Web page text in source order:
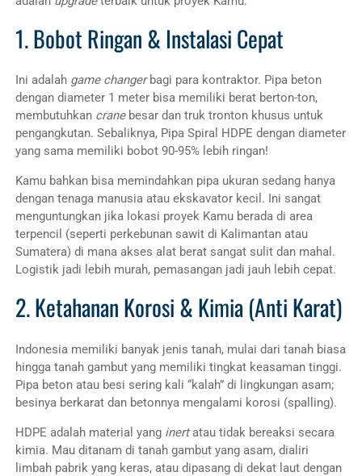
1. Bobot Ringan & Instalasi Cepat
Ini adalah game changerbagi para kontraktor. Pipa beton
dengan diameter 1 meter bisa memiliki berat berton-ton,
membutuhkan cranebesar dan truk tronton khusus untuk
pengangkutan. Sebaliknya, Pipa Spiral HDPE dengan diameter
yang sama memiliki bobot 90-95% lebih ringan!
Kamu bahkan bisa memindahkan pipa ukuran sedang hanya
dengan tenaga manusia atau ekskavator kecil. Ini sangat
menguntungkan jika lokasi proyek Kamu berada di area
terpencil (seperti perkebunan sawit di Kalimantan atau
Sumatera) di mana akses alat berat sangat sulit dan mahal.
Logistik jadi lebih murah, pemasangan jadi jauh lebih cepat.
2. Ketahanan Korosi & Kimia (Anti Karat)
Indonesia memiliki banyak jenis tanah, mulai dari tanah biasa
hingga tanah gambut yang memiliki tingkat keasaman tinggi.
Pipa beton atau besi sering kali “kalah” di lingkungan asam;
besinya berkarat dan betonnya mengalami korosi (spalling).
HDPE adalah material yang inertatau tidak bereaksi secara
kimia. Mau ditanam di tanah gambut yang asam, dialiri
limbah pabrik yang keras, atau dipasang di dekat laut dengan